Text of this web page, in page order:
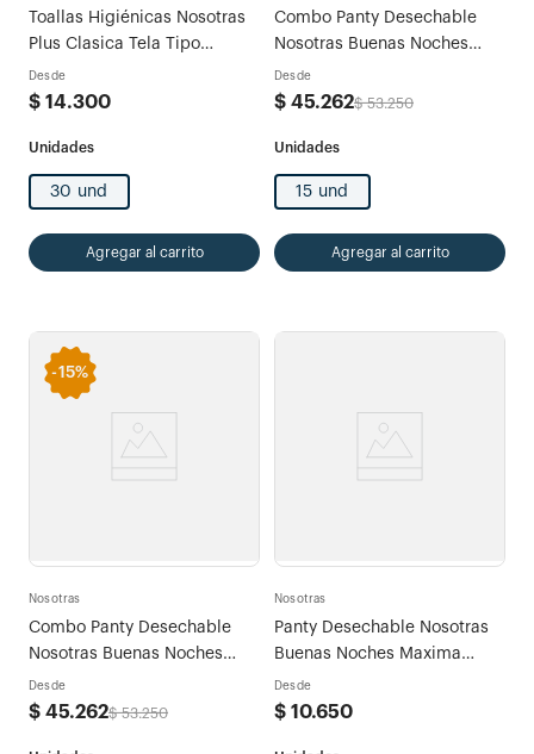
Toallas Higiénicas Nosotras
Plus Clasica Tela Tipo
Algodón
Desde
$ 14.300
30 und
Agregar al carrito
Combo Panty Desechable
Nosotras Buenas Noches
Máxima Protección M x
15und
Desde
$ 45.262$ 53.250
15 und
Agregar al carrito
-15%
Nosotras
Combo Panty Desechable
Nosotras Buenas Noches
Máxima Protección L-XL x
15und
Desde
$ 45.262$ 53.250
Nosotras
Panty Desechable Nosotras
Buenas Noches Maxima
Proteccion
Desde
$ 10.650